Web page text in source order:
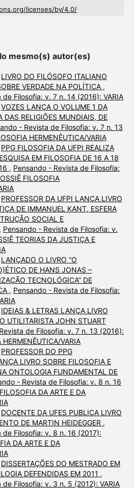
licenses/by/4.0/
mesmo(s) autor(es)
LIVRO DO FILÓSOFO ITALIANO
VERDADE NA POLÍTICA ,
Filosofia: v. 7 n. 14 (2016): VARIA
VOZES LANÇA O VOLUME 1 DA
DAS RELIGIÕES MUNDIAIS, DE
- Revista de Filosofia: v. 7 n. 13
HERMENÊUTICA/VARIA
PPG FILOSOFIA DA UFPI REALIZA
EM FILOSOFIA DE 16 A 18
, Pensando - Revista de Filosofia:
FILOSOFIA
PROFESSOR DA UFPI LANÇA LIVRO
DE IMMANUEL KANT, ESFERA
SOCIAL E
, Pensando - Revista de Filosofia: v.
TEORIAS DA JUSTIÇA E
LANÇADO O LIVRO “O
DE HANS JONAS –
TECNOLÓGICA” DE
, Pensando - Revista de Filosofia:
IDEIAS & LETRAS LANÇA LIVRO
UTILITARISTA JOHN STUART
de Filosofia: v. 7 n. 13 (2016):
VARIA
PROFESSOR DO PPG
LIVRO SOBRE FILOSOFIA E
ONTOLOGIA FUNDAMENTAL DE
- Revista de Filosofia: v. 8 n. 16
DA ARTE E DA
DOCENTE DA UFES PUBLICA LIVRO
DE MARTIN HEIDEGGER ,
de Filosofia: v. 8 n. 16 (2017):
DA ARTE E DA
DISSERTAÇÕES DO MESTRADO EM
DEFENDIDAS EM 2011 ,
Filosofia: v. 3 n. 5 (2012): VARIA